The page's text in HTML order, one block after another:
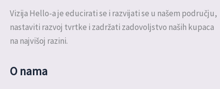
Vizija Hello-a je educirati se i razvijati se u našem području,
nastaviti razvoj tvrtke i zadržati zadovoljstvo naših kupaca
na najvišoj razini.
O nama